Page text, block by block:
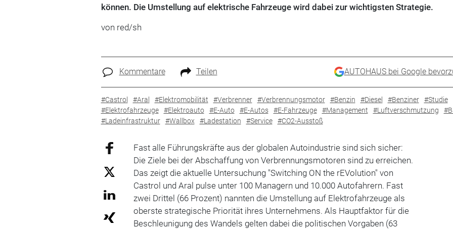
können. Die Umstellung auf elektrische Fahrzeuge wird dabei zur wichtigsten Strategie.
von red/sh
Kommentare Teilen AUTOHAUS bei Google
#Castrol #Aral #Elektromobilität #Verbrenner #Verbrennungsmotor #Benzin #Diesel #Benziner
#Studie
#Elektrofahrzeuge
#Elektroauto #E-Auto #E-Autos #E-Fahrzeuge #Management #Luftverschmutzung
#Ladeinfrastruktur
#Wallbox #Ladestation #Service #CO2-Ausstoß
Fast alle Führungskräfte aus der globalen Autoindustrie sind sich sicher:
Die Ziele bei der Abschaffung von Verbrennungsmotoren sind zu erreichen.
Das zeigt die aktuelle Untersuchung "Switching ON the rEVolution" von
Castrol und Aral pulse unter 100 Managern und 10.000 Autofahrern. Fast
zwei Drittel (66 Prozent) nannten die Umstellung auf Elektrofahrzeuge als
oberste strategische Priorität ihres Unternehmens. Als Hauptfaktor für die
Beschleunigung des Wandels gelten dabei die politischen Vorgaben (63